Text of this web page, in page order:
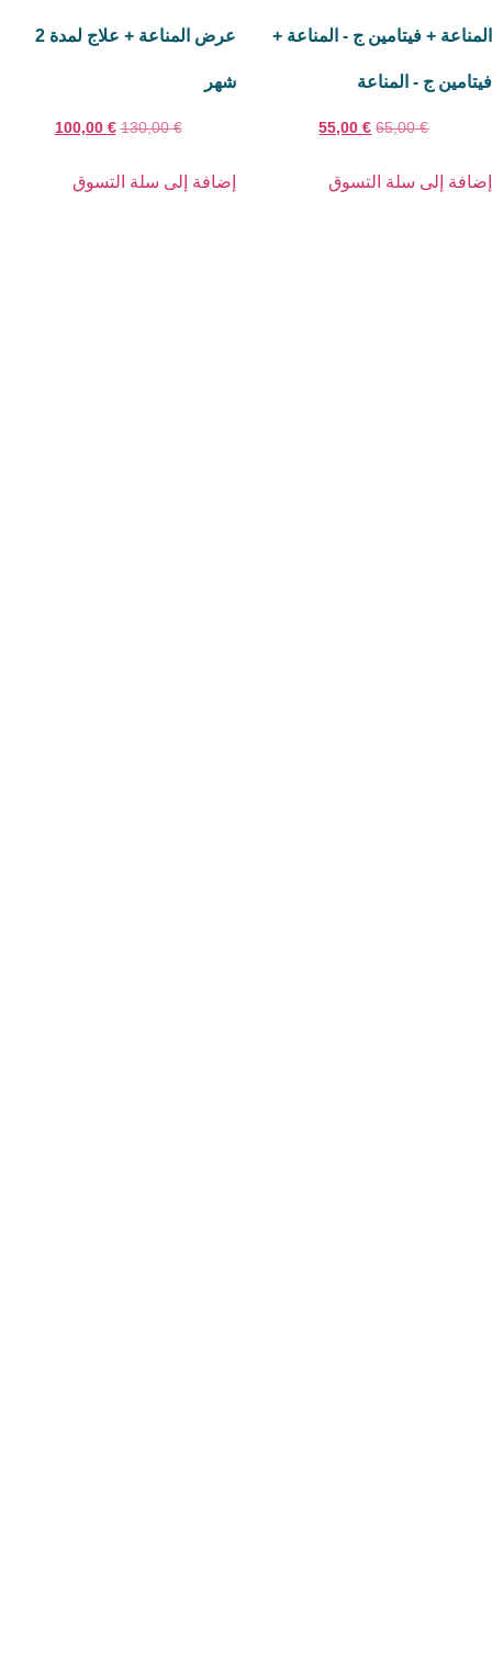
+ فيتامين ج - المناعة +
ج - المناعة
65,00€
55,00€
إلى سلة التسوق
عرض المناعة + علاج لمدة 2
شهر
130,00€
100,00€
إضافة إلى سلة التسوق